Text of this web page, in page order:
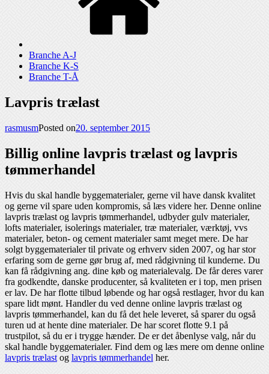
Branche A-J
Branche K-S
Branche T-Å
Lavpris trælast
rasmusmPosted on20. september 2015
Billig online lavpris trælast og lavpris
tømmerhandel
Hvis du skal handle byggematerialer, gerne vil have dansk kvalitet
og gerne vil spare uden kompromis, så læs videre her. Denne online
lavpris trælast og lavpris tømmerhandel, udbyder gulv materialer,
lofts materialer, isolerings materialer, træ materialer, værktøj, vvs
materialer, beton- og cement materialer samt meget mere. De har
solgt byggematerialer til private og erhverv siden 2007, og har stor
erfaring som de gerne gør brug af, med rådgivning til kunderne. Du
kan få rådgivning ang. dine køb og materialevalg. De får deres varer
fra godkendte, danske producenter, så kvaliteten er i top, men prisen
er lav. De har flotte tilbud løbende og har også restlager, hvor du kan
spare lidt mønt. Handler du ved denne online lavpris trælast og
lavpris tømmerhandel, kan du få det hele leveret, så sparer du også
turen ud at hente dine materialer. De har scoret flotte 9.1 på
trustpilot, så du er i trygge hænder. De er det åbenlyse valg, når du
skal handle byggematerialer. Find dem og læs mere om denne online
lavpris trælast og lavpris tømmerhandel her.